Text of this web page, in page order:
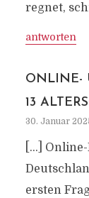
regnet,
antworten
ONLINE-
13
30. Januar
[…]
ersten